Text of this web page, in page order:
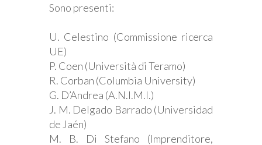
Sono presenti:
U. Celestino (Commissione ricerca
UE)
P. Coen (Università di Teramo)
R. Corban (Columbia University)
G. D’Andrea (A.N.I.M.I.)
J. M. Delgado Barrado (Universidad
de Jaén)
M. B. Di Stefano (Imprenditore,